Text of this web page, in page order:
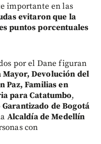
importante en las
evitaron que la
puntos porcentuales
por el Dane figuran
Mayor, Devolución del
Paz, Familias en
para Catatumbo,
de Bogotá
Alcaldía de Medellín
con